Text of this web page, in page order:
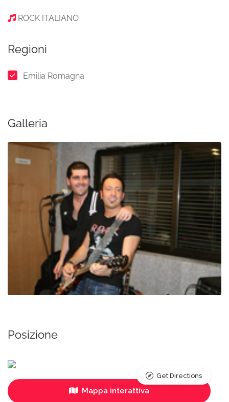
ROCK ITALIANO
Regioni
Emilia Romagna
Galleria
Posizione
Mappa interattiva
Get Directions